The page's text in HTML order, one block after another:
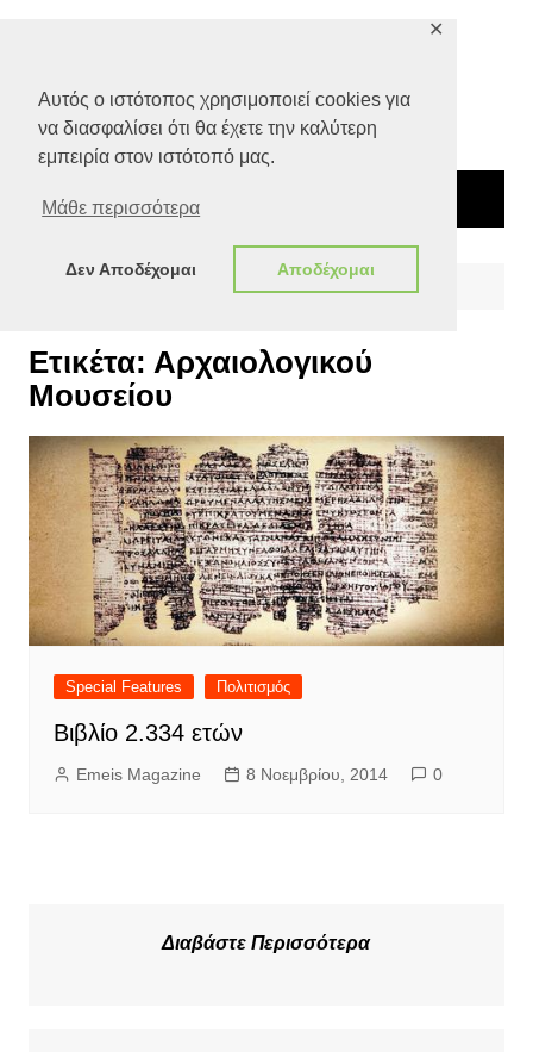
Αυτός ο ιστότοπος χρησιμοποιεί cookies για
να διασφαλίσει ότι θα έχετε την καλύτερη
εμπειρία στον ιστότοπό μας.
Μάθε περισσότερα
Δεν Αποδέχομαι Αποδέχομαι
✕
Αρχαιολογικού Μουσείου
Ετικέτα: Αρχαιολογικού
Μουσείου
Special Features Πολιτισμός
Βιβλίο 2.334 ετών
Emeis Magazine 8 Νοεμβρίου, 2014 0
Διαβάστε Περισσότερα